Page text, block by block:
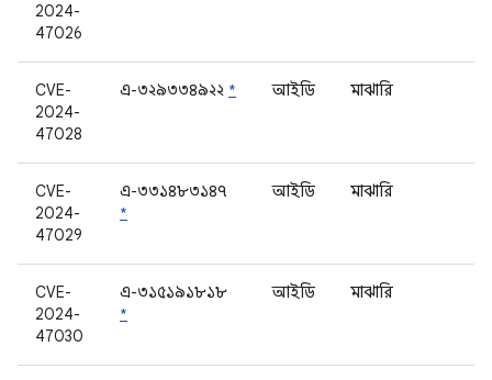
2024-
47026
CVE-
2024-
47028
এ-৩২৯৩৩৪৯২২ * আইডি মাঝারি
CVE-
2024-
47029
এ-৩৩১৪৮৩১৪৭
*
আইডি মাঝারি
CVE-
2024-
47030
এ-৩১৫১৯১৮১৮
*
আইডি মাঝারি